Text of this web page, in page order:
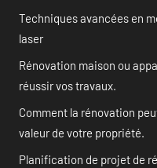
Techniques avancées en
laser
Rénovation maison ou
réussir vos travaux.
Comment la rénovation
valeur de votre propriété.
Planification de projet de